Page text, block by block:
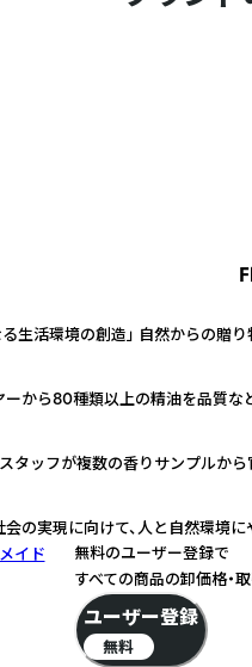
生活環境の創造」 自然からの
から80種類以上の精油を品質な
タッフが複数の香りサンプルか
の実現に向けて、人と自然環境に
イド
無料のユーザー登録で
すべての商品の卸価格・
ユーザー登録
無料